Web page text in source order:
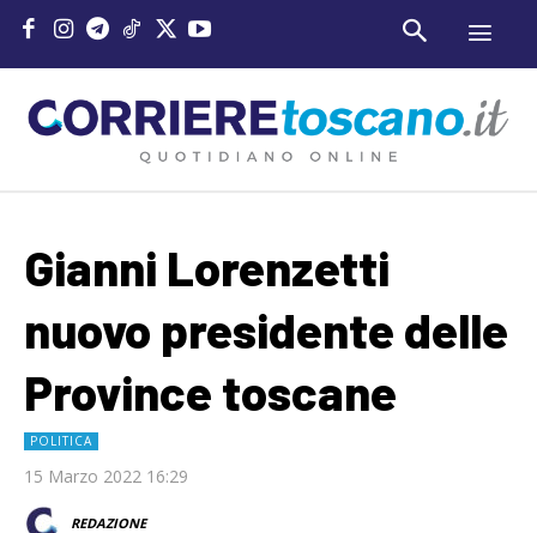
Gianni Lorenzetti
nuovo presidente delle
Province toscane
POLITICA
15 Marzo 2022 16:29
REDAZIONE